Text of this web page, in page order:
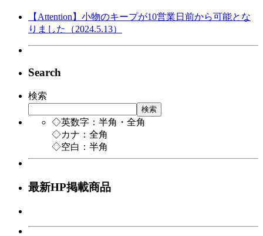
【Attention】小物のキープが10営業日前から可能とな
りました（2024.5.13）
Search
検索
検索
◇英数字：半角・全角
◇カナ：全角
◇空白：半角
最新HP掲載商品